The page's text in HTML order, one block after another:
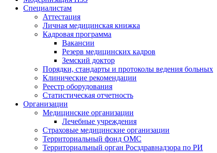
Специалистам
Аттестация
Личная медицинская книжка
Кадровая программа
Вакансии
Резерв медицинских кадров
Земский доктор
Порядки, стандарты и протоколы ведения больных
Клинические рекомендации
Реестр оборудования
Статистическая отчетность
Организации
Медицинские организации
Лечебные учреждения
Страховые медицинские организации
Территориальный фонд ОМС
Территориальный орган Росздравнадзора по РИ